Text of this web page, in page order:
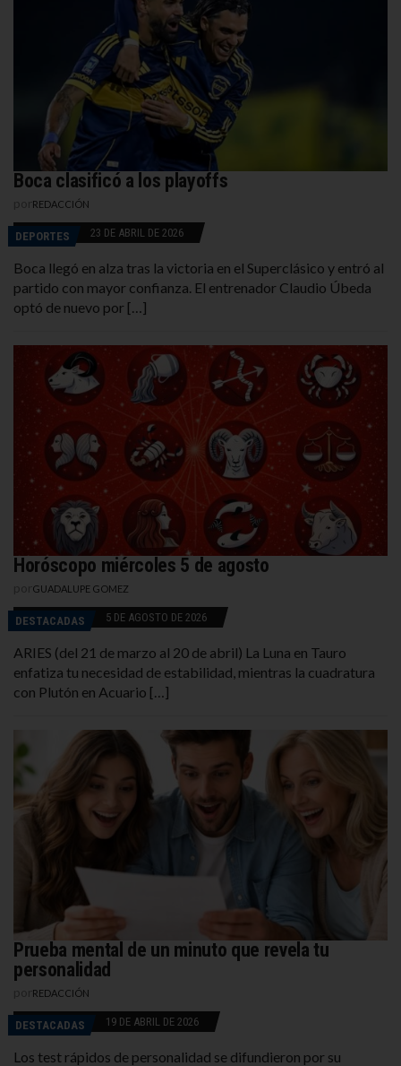
Boca clasificó a los playoffs
REDACCIÓN
DEPORTES 23 DE ABRIL DE 2026
Boca llegó en alza tras la victoria en el Superclásico y entró al
partido con mayor confianza. El entrenador Claudio Úbeda
optó de nuevo por […]
Horóscopo miércoles 5 de agosto
GUADALUPE GOMEZ
DESTACADAS 5 DE AGOSTO DE 2026
ARIES (del 21 de marzo al 20 de abril) La Luna en Tauro
enfatiza tu necesidad de estabilidad, mientras la cuadratura
con Plutón en Acuario […]
Prueba mental de un minuto que revela tu
personalidad
REDACCIÓN
DESTACADAS 19 DE ABRIL DE 2026
Los test rápidos de personalidad se difundieron por su